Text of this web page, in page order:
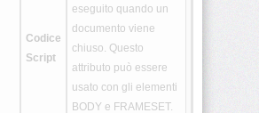
Codice
Script
eseguito quando un
documento viene
chiuso. Questo
attributo può essere
usato con gli elementi
BODY e FRAMESET.